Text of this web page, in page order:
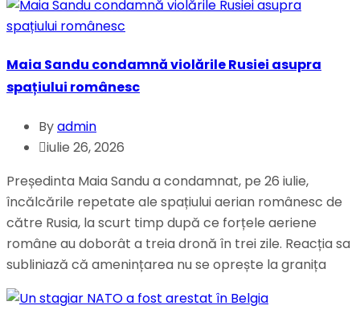
Maia Sandu condamnă violările Rusiei asupra
spațiului românesc
Byadmin
iulie 26, 2026
Președinta Maia Sandu a condamnat, pe 26 iulie,
încălcările repetate ale spațiului aerian românesc de
către Rusia, la scurt timp după ce forțele aeriene
române au doborât a treia dronă în trei zile. Reacția sa
subliniază că amenințarea nu se oprește la granița